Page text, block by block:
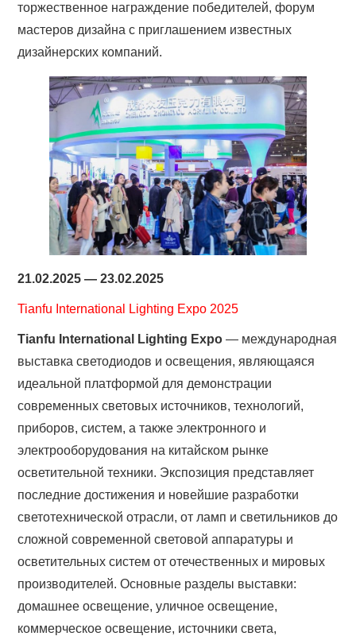
торжественное награждение победителей, форум
мастеров дизайна с приглашением известных
дизайнерских компаний.
21.02.2025 — 23.02.2025
Tianfu International Lighting Expo 2025
Tianfu International Lighting Expo — международная
выставка светодиодов и освещения, являющаяся
идеальной платформой для демонстрации
современных световых источников, технологий,
приборов, систем, а также электронного и
электрооборудования на китайском рынке
осветительной техники. Экспозиция представляет
последние достижения и новейшие разработки
светотехнической отрасли, от ламп и светильников до
сложной современной световой аппаратуры и
осветительных систем от отечественных и мировых
производителей. Основные разделы выставки:
домашнее освещение, уличное освещение,
коммерческое освещение, источники света,